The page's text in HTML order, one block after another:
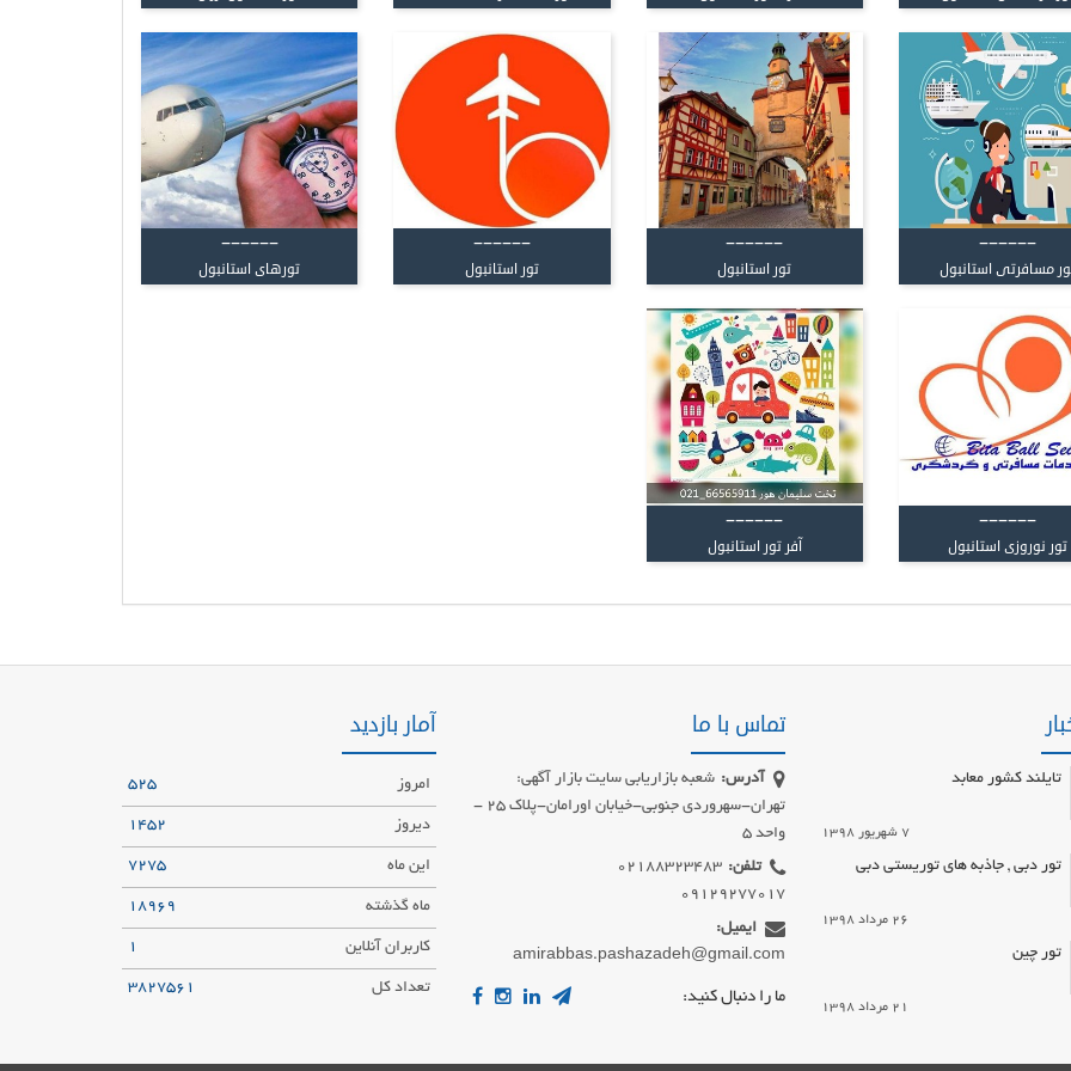
------
مسافرتی استانبول
------
تور استانبول
------
تور استانبول
------
تورهای استانبول
------
تور نوروزی استانبول
------
آفر تور استانبول
تایلند کشور معابد
7 شهریور 1398
تور دبی , جاذبه های توریستی دبی
26 مرداد 1398
تور چین
21 مرداد 1398
تماس با ما
آدرس: شعبه بازاریابی سایت بازار آگهی:
تهران-سهروردی جنوبی-خیابان اورامان-پلاک 25 -
واحد 5
تلفن:
09129277017
ایمیل:
amirabbas.pashazadeh@gmail.com
ما را دنبال کنید:
آمار بازدید
امروز 525
دیروز 1452
این ماه 7275
ماه گذشته 18969
کاربران آنلاین 1
تعداد کل 3827561